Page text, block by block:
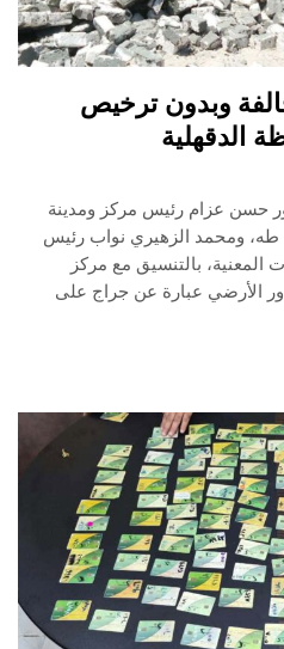
وبدون ترخيص
الدقهلية
حسن عزام رئيس مركز ومدينة
طه، ومحمد الزهيري نواب رئيس
المعنية، بالتنسيق مع مركز
الأرضي عبارة عن جراج على